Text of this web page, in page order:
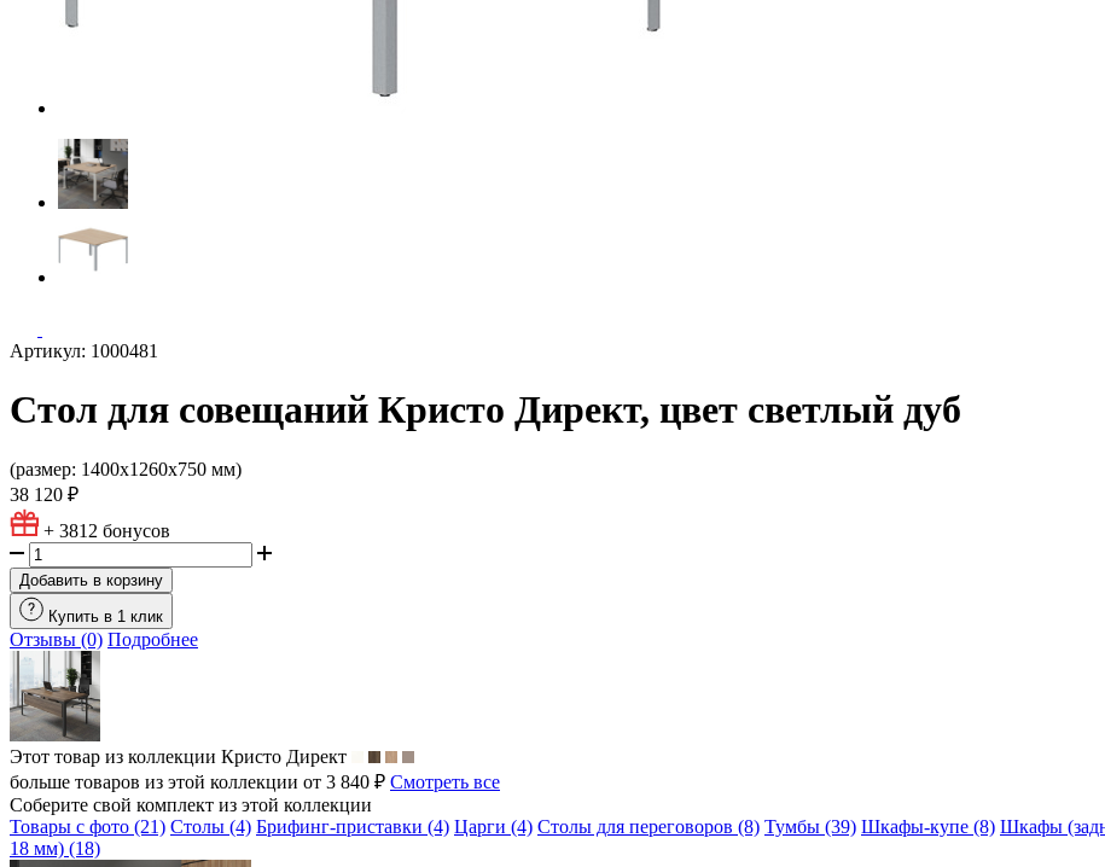
Артикул: 1000481
Стол для совещаний Кристо Директ, цвет светлый дуб
(размер: 1400х1260х750 мм)
38 120 ₽
+ 3812 бонусов
Добавить в корзину
Купить в 1 клик
Отзывы (0) Подробнее
Этот товар из коллекции Кристо Директ
больше товаров из этой коллекции от 3 840 ₽ Смотреть все
Соберите свой комплект из этой коллекции
Товары с фото (21) Столы (4) Брифинг-приставки (4) Царги (4) Столы для переговоров (8) Тумбы (39) Шкафы-купе (8) Шкафы
18 мм) (18)